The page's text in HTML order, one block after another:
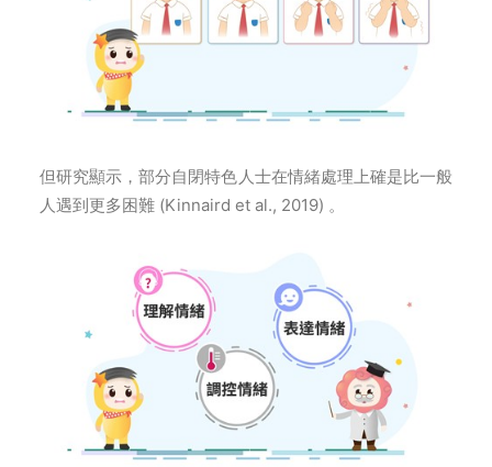
但研究顯示，部分自閉特色人士在情緒處理上確是比一般
人遇到更多困難 (Kinnaird et al., 2019) 。